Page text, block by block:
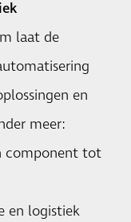
laat de
en
meer:
component tot
en logistiek